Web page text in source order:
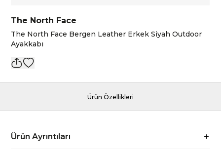
The North Face
The North Face Bergen Leather Erkek Siyah Outdoor
Ayakkabı
Ürün Özellikleri
Ürün Ayrıntıları